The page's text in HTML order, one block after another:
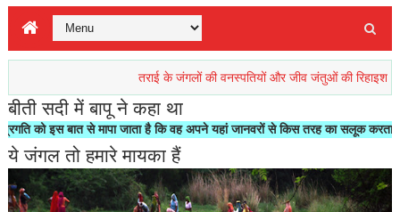
तराई के जंगलों की वनस्पतियों और जीव जंतुओं की रिहाइश खतरें में
बीती सदी में बापू ने कहा था
मापा जाता है कि वह अपने यहां जानवरों से किस तरह का सलूक करता है"- मोहनदास
ये जंगल तो हमारे मायका हैं